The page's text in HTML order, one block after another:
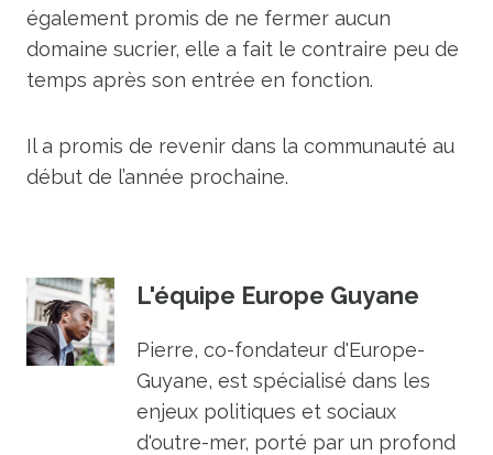
également promis de ne fermer aucun
domaine sucrier, elle a fait le contraire peu de
temps après son entrée en fonction.
Il a promis de revenir dans la communauté au
début de l’année prochaine.
L'équipe Europe Guyane
Pierre, co-fondateur d'Europe-
Guyane, est spécialisé dans les
enjeux politiques et sociaux
d'outre-mer, porté par un profond